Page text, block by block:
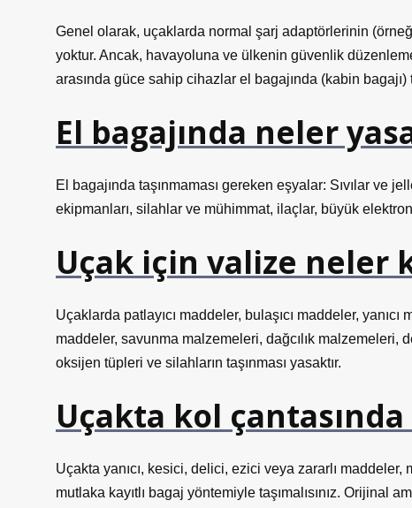
Genel olarak, uçaklarda normal şarj adaptörlerinin
yoktur. Ancak, havayoluna ve ülkenin güvenlik
arasında güce sahip cihazlar el bagajında ​​(kabin bagajı)
El bagajında neler
El bagajında ​​taşınmaması gereken eşyalar: Sıvılar ve
ekipmanları, silahlar ve mühimmat, ilaçlar, büyük
Uçak için valize neler
Uçaklarda patlayıcı maddeler, bulaşıcı maddeler,
maddeler, savunma malzemeleri, dağcılık malzemeleri,
oksijen tüpleri ve silahların taşınması yasaktır.
Uçakta kol
Uçakta yanıcı, kesici, delici, ezici veya zararlı maddeler,
mutlaka kayıtlı bagaj yöntemiyle taşımalısınız. Orijinal